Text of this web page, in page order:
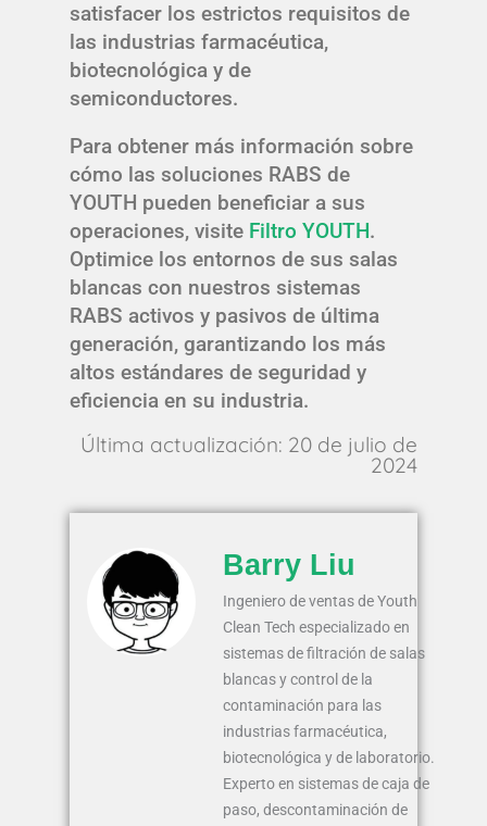
satisfacer los estrictos requisitos de
las industrias farmacéutica,
biotecnológica y de
semiconductores.
Para obtener más información sobre
cómo las soluciones RABS de
YOUTH pueden beneficiar a sus
operaciones, visite Filtro YOUTH.
Optimice los entornos de sus salas
blancas con nuestros sistemas
RABS activos y pasivos de última
generación, garantizando los más
altos estándares de seguridad y
eficiencia en su industria.
Última actualización: 20 de julio de
2024
Barry Liu
Ingeniero de ventas de Youth
Clean Tech especializado en
sistemas de filtración de salas
blancas y control de la
contaminación para las
industrias farmacéutica,
biotecnológica y de laboratorio.
Experto en sistemas de caja de
paso, descontaminación de